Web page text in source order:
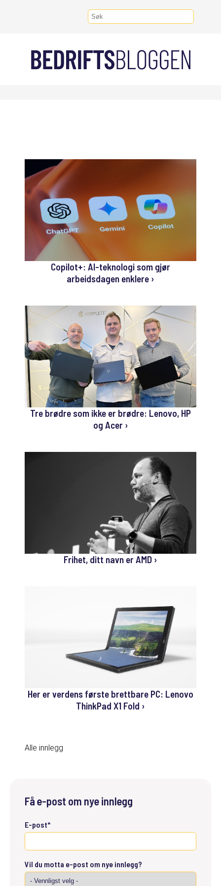
Copilot+: AI-teknologi som gjør
arbeidsdagen enklere ›
Tre brødre som ikke er brødre: Lenovo, HP
og Acer ›
Frihet, ditt navn er AMD ›
Her er verdens første brettbare PC: Lenovo
ThinkPad X1 Fold ›
Alle innlegg
Få e-post om nye innlegg
E-post*
Vil du motta e-post om nye innlegg?